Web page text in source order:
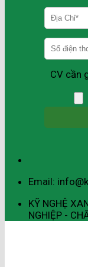
CV cần
Email:
KỸ NGHỆ
NGHIỆP -